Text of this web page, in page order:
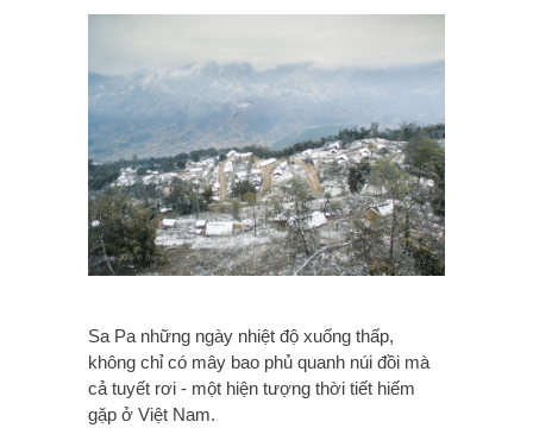
Sa Pa những ngày nhiệt độ xuống thấp,
không chỉ có mây bao phủ quanh núi đồi mà
cả tuyết rơi - một hiện tượng thời tiết hiếm
gặp ở Việt Nam.